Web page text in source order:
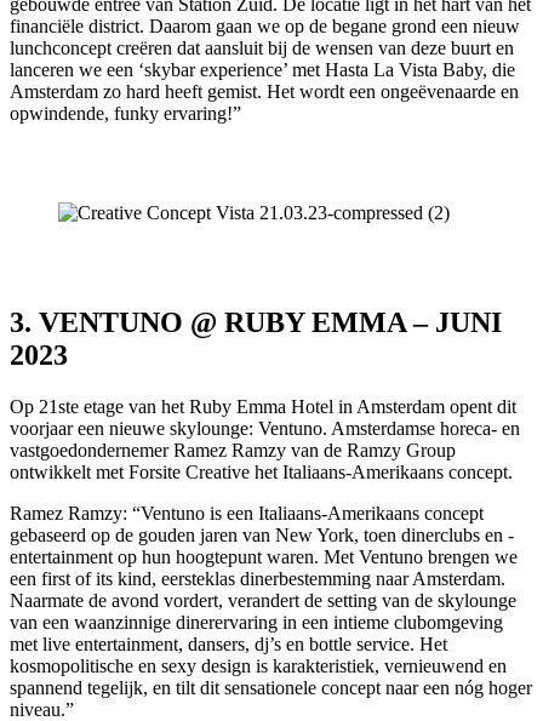
gebouwde entree van Station Zuid. De locatie ligt in het hart van het
financiële district. Daarom gaan we op de begane grond een nieuw
lunchconcept creëren dat aansluit bij de wensen van deze buurt en
lanceren we een ‘skybar experience’ met Hasta La Vista Baby, die
Amsterdam zo hard heeft gemist. Het wordt een ongeëvenaarde en
opwindende, funky ervaring!”
3. VENTUNO @ RUBY EMMA – JUNI
2023
Op 21ste etage van het Ruby Emma Hotel in Amsterdam opent dit
voorjaar een nieuwe skylounge: Ventuno. Amsterdamse horeca- en
vastgoedondernemer Ramez Ramzy van de Ramzy Group
ontwikkelt met Forsite Creative het Italiaans-Amerikaans concept.
Ramez Ramzy: “Ventuno is een Italiaans-Amerikaans concept
gebaseerd op de gouden jaren van New York, toen dinerclubs en -
entertainment op hun hoogtepunt waren. Met Ventuno brengen we
een first of its kind, eersteklas dinerbestemming naar Amsterdam.
Naarmate de avond vordert, verandert de setting van de skylounge
van een waanzinnige dinerervaring in een intieme clubomgeving
met live entertainment, dansers, dj’s en bottle service. Het
kosmopolitische en sexy design is karakteristiek, vernieuwend en
spannend tegelijk, en tilt dit sensationele concept naar een nóg hoger
niveau.”